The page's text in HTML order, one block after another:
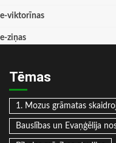
e-viktorīnas
e-ziņas
Tēmas
1. Mozus grāmatas
Bauslības un Evaņģēlija